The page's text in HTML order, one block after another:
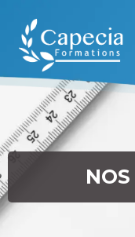
NOS